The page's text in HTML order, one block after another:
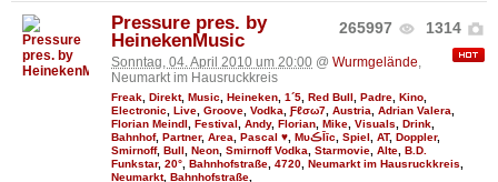
265997 1314
Pressure pres. by
HeinekenMusic
Sonntag, 04. April 2010 um 20:00 @ Wurmgelände
Neumarkt im Hausruckkreis
Freak Direkt, Music Heineken 1´5 Red Bull Padre Kino
Electronic
Live Groove Vodka Ƒℓσω7 Austria Adrian Valera
Florian Meindl
Festival Andy, Florian Mike Visuals Drink
Bahnhof, Partner, Area Pascal ♥ MυڪĪīc Spiel AT, Doppler,
Smirnoff, Bull Neon Smirnoff Vodka Starmovie Alte B.D.
Funkstar, 20° Bahnhofstraße 4720 Neumarkt im Hausruckkreis
Neumarkt, Bahnhofstraße